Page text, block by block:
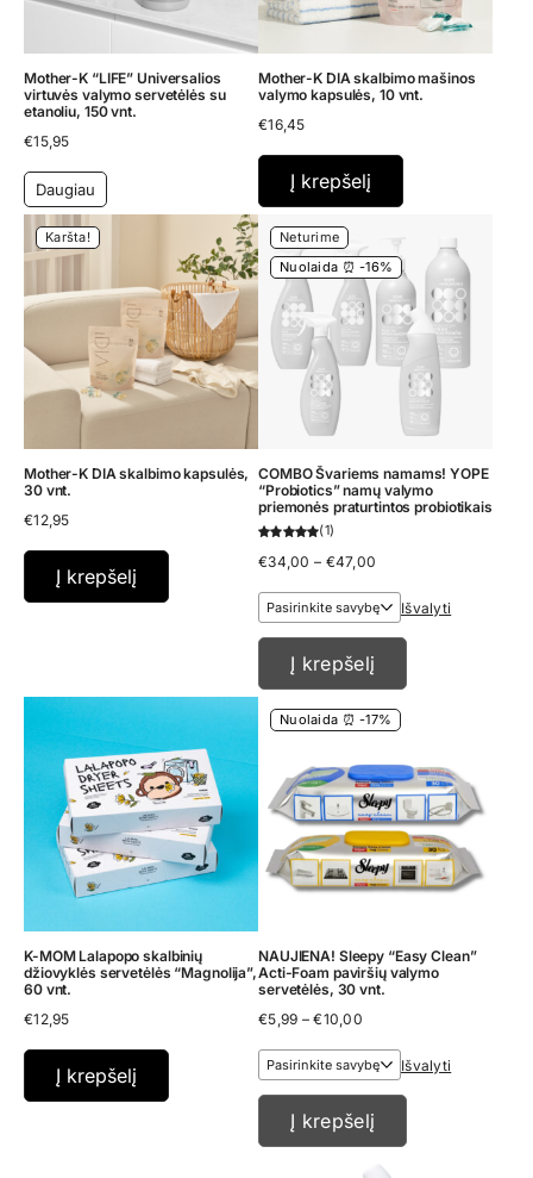
Mother-K “LIFE” Universalios
virtuvės valymo servetėlės su
etanoliu, 150 vnt.
€15,95
Daugiau
Mother-K DIA skalbimo mašinos
valymo kapsulės, 10 vnt.
€16,45
Į krepšelį
Karšta!
Mother-K DIA skalbimo kapsulės,
30 vnt.
€12,95
Į krepšelį
Neturime
Nuolaida ⏰ -16%
COMBO Švariems namams! YOPE
“Probiotics” namų valymo
priemonės praturtintos probiotikais
1
€34,00 – €47,00
€34,00
through
Išvalyti
Į krepšelį
K-MOM Lalapopo skalbinių
džiovyklės servetėlės “Magnolija”,
60 vnt.
€12,95
Į krepšelį
Nuolaida ⏰ -17%
NAUJIENA! Sleepy “Easy Clean”
Acti-Foam paviršių valymo
servetėlės, 30 vnt.
€5,99 – €10,00Price
€5,99
throughIšvalyti
Į krepšelį